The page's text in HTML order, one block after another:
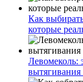
Как
которые
Левомеколь:
вытягивания